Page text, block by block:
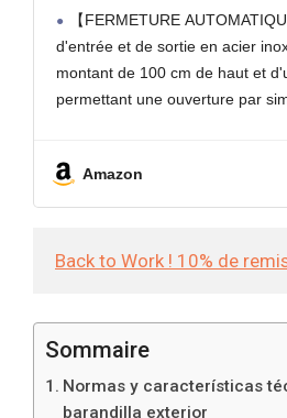
Poussée À La
Piétons,pour Magasins/
【FERMETURE
d'entrée et de sortie en acier
montant de 100 cm de haut et
permettant une ouverture par
Amazon
Back to Work ! 10% de
Sommaire
Normas y características
barandilla exterior